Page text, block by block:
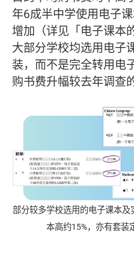
年6成半中学使用电子
增加（详见「电子课本
大部分学校均选用电子
装，而不是完全转用电
购书费升幅较去年调查
部分较多学校选用的电子课本
本高约15%，亦有套装